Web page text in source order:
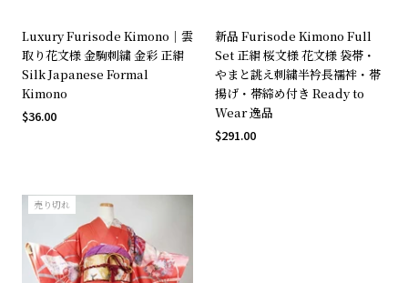
Luxury Furisode Kimono｜雲
取り花文様 金駒刺繍 金彩 正絹
Silk Japanese Formal
Kimono
$36.00
新品 Furisode Kimono Full
Set 正絹 桜文様 花文様 袋帯・
やまと誂え刺繍半衿長襦袢・帯
揚げ・帯締め付き Ready to
Wear 逸品
$291.00
売り切れ